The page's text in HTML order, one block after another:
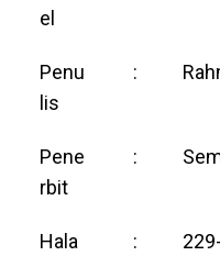
el
Penu
lis
:
Pene
rbit
:
Hala :